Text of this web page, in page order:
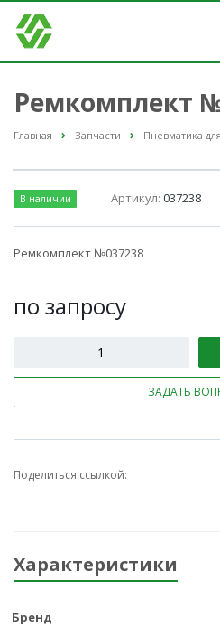
Ремкомплект
Главная Запчасти Пневматика
В наличии Артикул:037238
Ремкомплект №037238
по запросу
ЗАДАТЬ
Поделиться ссылкой:
Характеристики
Бренд